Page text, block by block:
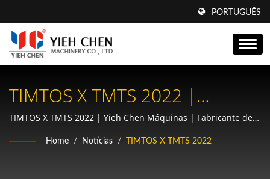
PORTUGUÊS
TIMTOS X TMTS 2022 |
Máquinas De Rolagem De
Estrias Da Yieh Chen:
TIMTOS X TMTS 2022 | Yieh Chen Máquinas | Fabricante de
| Certificado AS9100 e ISO9001
Home / Notícias / TIMTOS X TMTS 2022